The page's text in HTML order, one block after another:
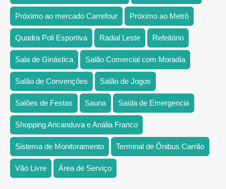
Próximo ao mercado Carrefour Próximo ao Metrô
Quadra Poli Esportiva Radial Leste Refeitório
Sala de Ginástica Salão Comercial com Moradia
Salão de Convenções Salão de Jogos
Salões de Festas Sauna Saída de Emergencia
Shopping Aricanduva e Anália Franco
Sistema de Monitoramento Terminal de Ônibus Carrão
Vão Livre Área de Serviço